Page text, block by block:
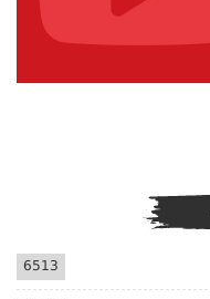
6513